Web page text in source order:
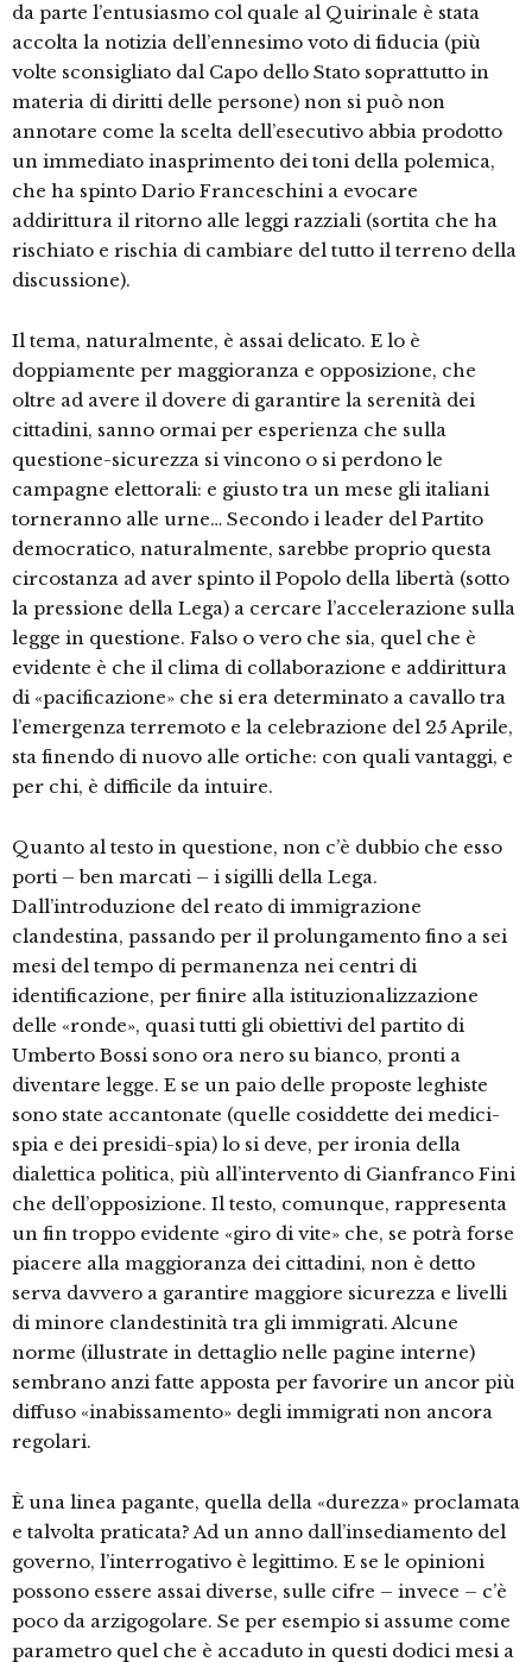
da parte l’entusiasmo col quale al Quirinale è stata
accolta la notizia dell’ennesimo voto di fiducia (più
volte sconsigliato dal Capo dello Stato soprattutto in
materia di diritti delle persone) non si può non
annotare come la scelta dell’esecutivo abbia prodotto
un immediato inasprimento dei toni della polemica,
che ha spinto Dario Franceschini a evocare
addirittura il ritorno alle leggi razziali (sortita che ha
rischiato e rischia di cambiare del tutto il terreno della
discussione).
Il tema, naturalmente, è assai delicato. E lo è
doppiamente per maggioranza e opposizione, che
oltre ad avere il dovere di garantire la serenità dei
cittadini, sanno ormai per esperienza che sulla
questione-sicurezza si vincono o si perdono le
campagne elettorali: e giusto tra un mese gli italiani
torneranno alle urne… Secondo i leader del Partito
democratico, naturalmente, sarebbe proprio questa
circostanza ad aver spinto il Popolo della libertà (sotto
la pressione della Lega) a cercare l’accelerazione sulla
legge in questione. Falso o vero che sia, quel che è
evidente è che il clima di collaborazione e addirittura
di «pacificazione» che si era determinato a cavallo tra
l’emergenza terremoto e la celebrazione del 25 Aprile,
sta finendo di nuovo alle ortiche: con quali vantaggi, e
per chi, è difficile da intuire.
Quanto al testo in questione, non c’è dubbio che esso
porti – ben marcati – i sigilli della Lega.
Dall’introduzione del reato di immigrazione
clandestina, passando per il prolungamento fino a sei
mesi del tempo di permanenza nei centri di
identificazione, per finire alla istituzionalizzazione
delle «ronde», quasi tutti gli obiettivi del partito di
Umberto Bossi sono ora nero su bianco, pronti a
diventare legge. E se un paio delle proposte leghiste
sono state accantonate (quelle cosiddette dei medici-
spia e dei presidi-spia) lo si deve, per ironia della
dialettica politica, più all’intervento di Gianfranco Fini
che dell’opposizione. Il testo, comunque, rappresenta
un fin troppo evidente «giro di vite» che, se potrà forse
piacere alla maggioranza dei cittadini, non è detto
serva davvero a garantire maggiore sicurezza e livelli
di minore clandestinità tra gli immigrati. Alcune
norme (illustrate in dettaglio nelle pagine interne)
sembrano anzi fatte apposta per favorire un ancor più
diffuso «inabissamento» degli immigrati non ancora
regolari.
È una linea pagante, quella della «durezza» proclamata
e talvolta praticata? Ad un anno dall’insediamento del
governo, l’interrogativo è legittimo. E se le opinioni
possono essere assai diverse, sulle cifre – invece – c’è
poco da arzigogolare. Se per esempio si assume come
parametro quel che è accaduto in questi dodici mesi a